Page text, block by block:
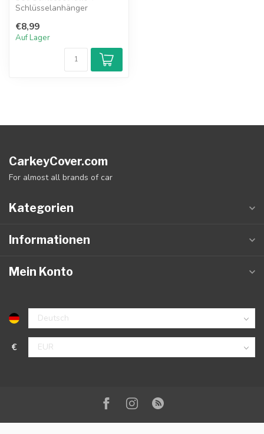
Schlüsselanhänger
€8,99
Auf Lager
CarkeyCover.com
For almost all brands of car
Kategorien
Informationen
Mein Konto
€